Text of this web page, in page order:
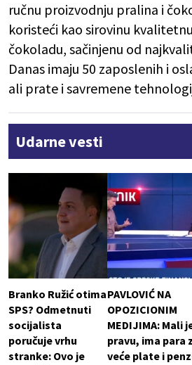
ručnu proizvodnju pralina i
koristeći kao sirovinu
čokoladu, sačinjenu od
Danas imaju 50 zaposlenih i
ali prate i savremene
Udarne vesti
Branko Ružić otima
SPS? Odmetnuti
socijalista
poručuje vrhu
stranke: Ovo je
PAVLOVIĆ NA
OPOZICIONIM
MEDIJIMA: Mali
pravu, ima para
veće plate i